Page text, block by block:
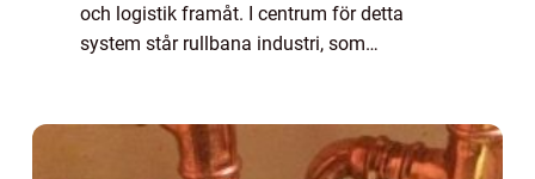
och logistik framåt. I centrum för detta
system står rullbana industri, som